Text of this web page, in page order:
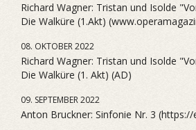
Richard Wagner: Tristan und Isolde
Die Walküre (1.Akt)
08. OKTOBER 2022
Richard Wagner: Tristan und Isolde
Die Walküre (1. Akt) (AD)
09. SEPTEMBER 2022
Anton Bruckner: Sinfonie Nr. 3